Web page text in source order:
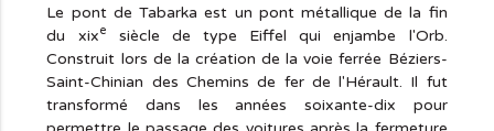
Le pont de Tabarka est un pont métallique de la fin
du xixe
siècle de type Eiffel qui enjambe l'Orb.
Construit lors de la création de la voie ferrée Béziers-
Saint-Chinian des Chemins de fer de l'Hérault. Il fut
transformé dans les années soixante-dix pour